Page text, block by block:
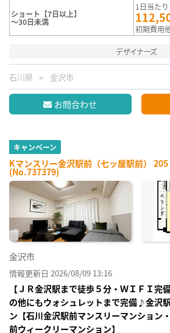
ショート【7日以上】
～30日未満
1日当た
初期費用
デザイナーズ
石川県 金沢市
お問合わせ
キャンペーン
Kマンスリー金沢駅前（七ッ屋駅前）
(No.737379)
金沢市
情報更新日 2026/08/09 13:16
【ＪＲ金沢駅まで徒歩５分・ＷＩＦＩ完
の他にもウォシュレットまで完備♪金沢
ン【石川金沢駅前マンスリーマンション
前ウィークリーマンション】